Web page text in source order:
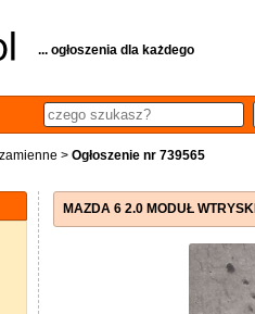
... ogłoszenia dla każdego
> Ogłoszenie nr 739565
MAZDA 6 2.0 MODUŁ